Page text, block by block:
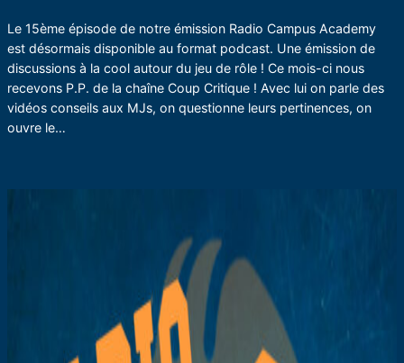
Le 15ème épisode de notre émission Radio Campus Academy
est désormais disponible au format podcast. Une émission de
discussions à la cool autour du jeu de rôle ! Ce mois-ci nous
recevons P.P. de la chaîne Coup Critique ! Avec lui on parle des
vidéos conseils aux MJs, on questionne leurs pertinences, on
ouvre le…